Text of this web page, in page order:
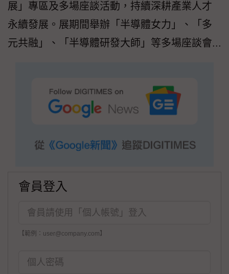
展」專區及多場座談活動，持續深耕產業人才
永續發展。展期間舉辦「半導體女力」、「多
元共融」、「半導體研發大師」等多場座談會...
會員登入
【範例：user@company.com】